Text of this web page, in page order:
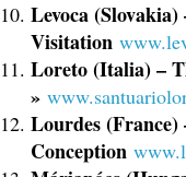
Levoca
Visitation
Loreto (Italia) –
»
Lourdes
Conception